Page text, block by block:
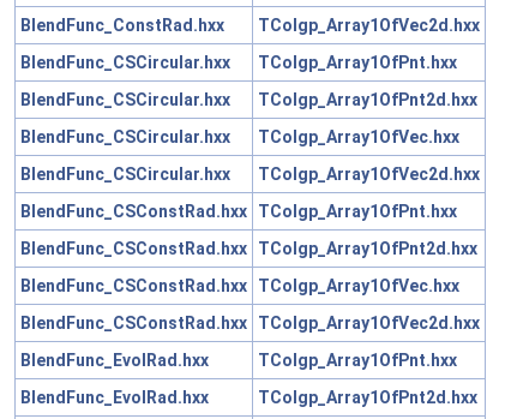
BlendFunc_ConstRad.hxx
TColgp_Array1OfVec2d.hxx
BlendFunc_CSCircular.hxx
TColgp_Array1OfPnt.hxx
BlendFunc_CSCircular.hxx
TColgp_Array1OfPnt2d.hxx
BlendFunc_CSCircular.hxx
TColgp_Array1OfVec.hxx
BlendFunc_CSCircular.hxx
TColgp_Array1OfVec2d.hxx
BlendFunc_CSConstRad.hxx
TColgp_Array1OfPnt.hxx
BlendFunc_CSConstRad.hxx
TColgp_Array1OfPnt2d.hxx
BlendFunc_CSConstRad.hxx
TColgp_Array1OfVec.hxx
BlendFunc_CSConstRad.hxx
TColgp_Array1OfVec2d.hxx
BlendFunc_EvolRad.hxx
TColgp_Array1OfPnt.hxx
BlendFunc_EvolRad.hxx
TColgp_Array1OfPnt2d.hxx